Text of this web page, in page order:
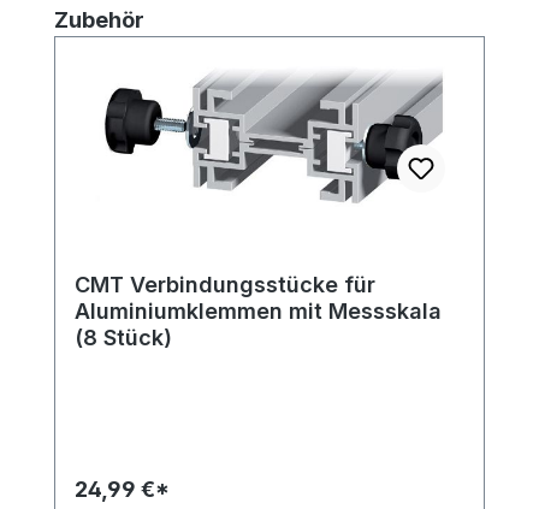
Produktgalerie überspringen
Zubehör
CMT Verbindungsstücke für
Aluminiumklemmen mit Messskala
(8 Stück)
24,99 €*